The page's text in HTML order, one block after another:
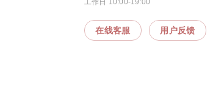
工作日 10:00-19:00
在线客服 用户反馈